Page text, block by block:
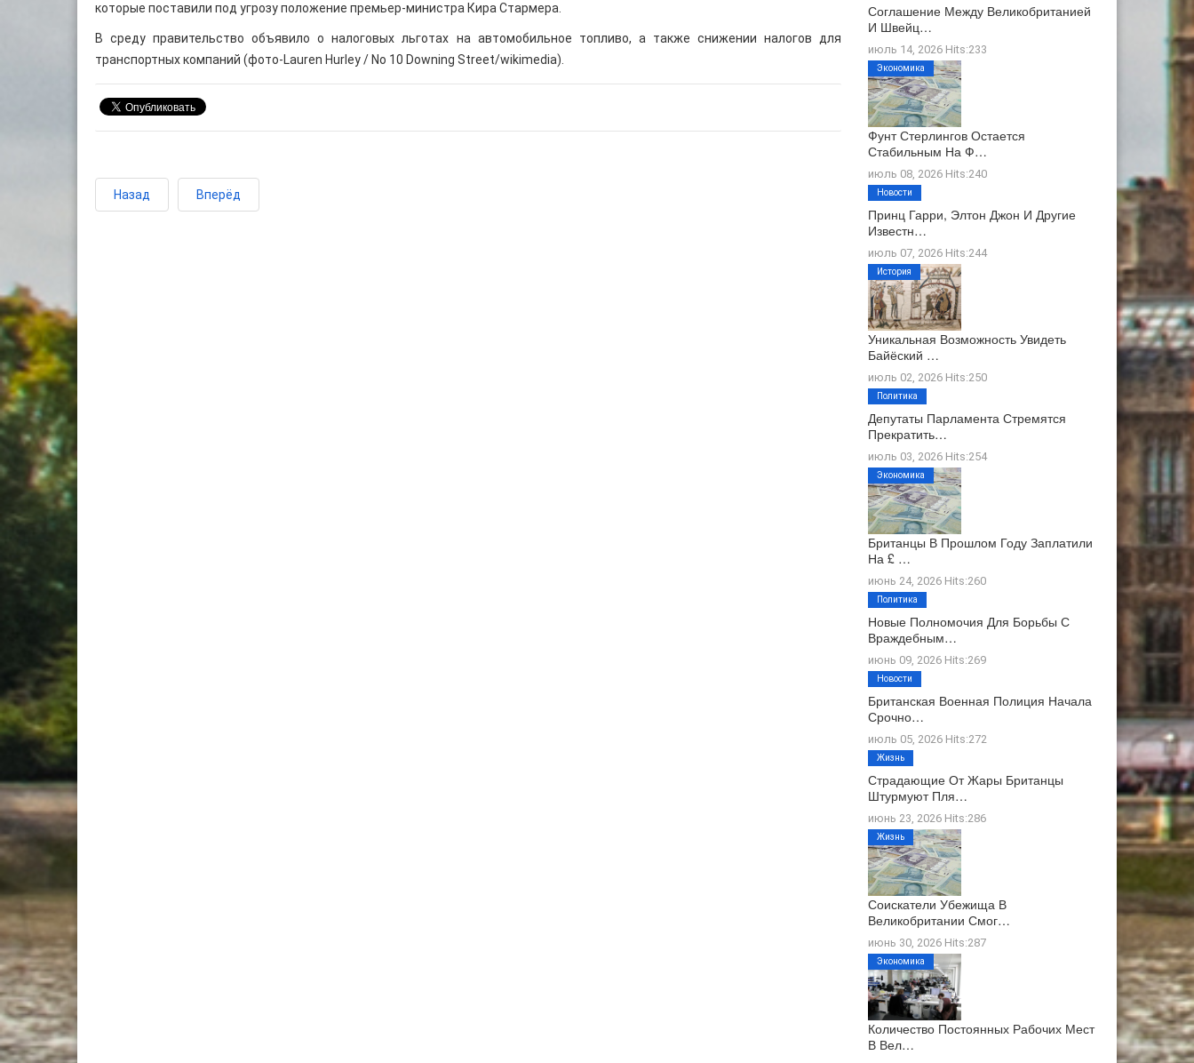
которые поставили под угрозу положение премьер-министра Кира Стармера.
В среду правительство объявило о налоговых льготах на автомобильное топливо, а также снижении налогов для
транспортных компаний (фото-Lauren Hurley / No 10 Downing Street/wikimedia).
Назад Вперёд
Соглашение Между Великобританией
И Швейц…
июль 14, 2026 Hits:233
Фунт Стерлингов Остается
Стабильным На Ф…
июль 08, 2026 Hits:240
Экономика
Принц Гарри, Элтон Джон И Другие
Известн…
июль 07, 2026 Hits:244
Новости
Уникальная Возможность Увидеть
Байёский …
июль 02, 2026 Hits:250
История
Депутаты Парламента Стремятся
Прекратить…
июль 03, 2026 Hits:254
Политика
Британцы В Прошлом Году Заплатили
На £ …
июнь 24, 2026 Hits:260
Экономика
Новые Полномочия Для Борьбы С
Враждебным…
июнь 09, 2026 Hits:269
Политика
Британская Военная Полиция Начала
Срочно…
июль 05, 2026 Hits:272
Новости
Страдающие От Жары Британцы
Штурмуют Пля…
июнь 23, 2026 Hits:286
Жизнь
Соискатели Убежища В
Великобритании Смог…
июнь 30, 2026 Hits:287
Жизнь
Количество Постоянных Рабочих Мест
В Вел…
Экономика